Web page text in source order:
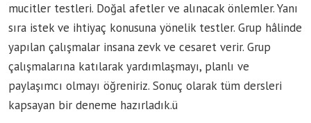
mucitler testleri. Doğal afetler ve alınacak önlemler. Yanı
sıra istek ve ihtiyaç konusuna yönelik testler. Grup hâlinde
yapılan çalışmalar insana zevk ve cesaret verir. Grup
çalışmalarına katılarak yardımlaşmayı, planlı ve
paylaşımcı olmayı öğreniriz. Sonuç olarak tüm dersleri
kapsayan bir deneme hazırladık.ü